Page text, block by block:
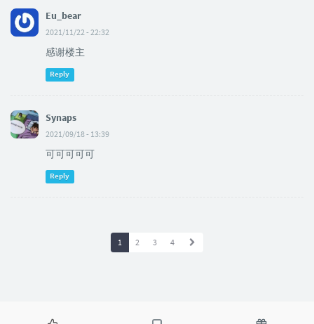
Eu_bear
2021/11/22 - 22:32
感谢楼主
Reply
Synaps
2021/09/18 - 13:39
可可可可可
Reply
1 2 3 4